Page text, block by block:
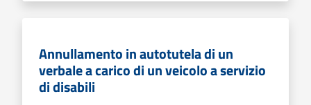
Annullamento in autotutela di un
verbale a carico di un veicolo a servizio
di disabili